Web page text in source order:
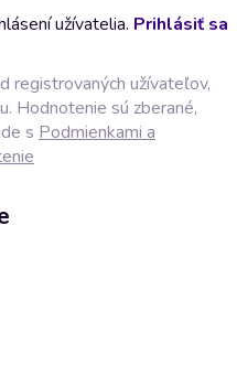
užívatelia. Prihlásiť sa
registrovaných užívateľov,
Hodnotenie sú zberané,
s Podmienkami a